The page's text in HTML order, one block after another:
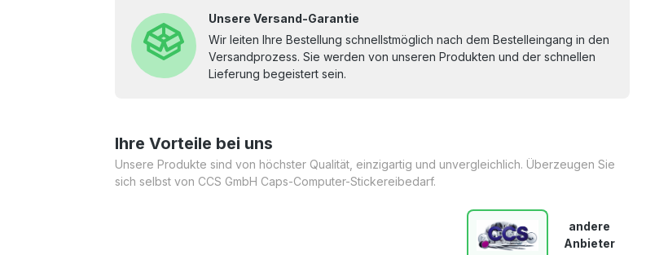
Unsere Versand-Garantie
Wir leiten Ihre Bestellung schnellstmöglich nach dem Bestelleingang in den
Versandprozess. Sie werden von unseren Produkten und der schnellen
Lieferung begeistert sein.
Ihre Vorteile bei uns
Unsere Produkte sind von höchster Qualität, einzigartig und unvergleichlich. Überzeugen Sie
sich selbst von CCS GmbH Caps-Computer-Stickereibedarf.
andere
Anbieter